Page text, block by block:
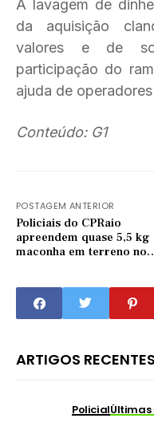
A lavagem de
da aquisição
valores e de
participação do
ajuda de
Conteúdo: G1
POSTAGEM ANTERIOR
Policiais do CPRaio
apreendem quase 5,5 kg
maconha em terreno no
ARTIGOS RECENTES
Policial